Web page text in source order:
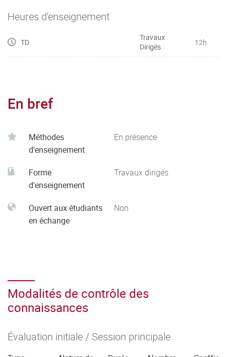
Heures d'enseignement
TD
Travaux
Dirigés
12h
En bref
Méthodes
d'enseignement
En présence
Forme
d'enseignement
Travaux dirigés
Ouvert aux étudiants
en échange
Non
Modalités de contrôle des
connaissances
Évaluation initiale / Session principale